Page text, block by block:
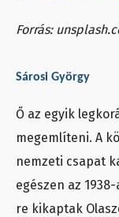
Forrás:
Sárosi György
Ő az egyik
megemlíteni. A
nemzeti csapat
egészen az
re kikaptak